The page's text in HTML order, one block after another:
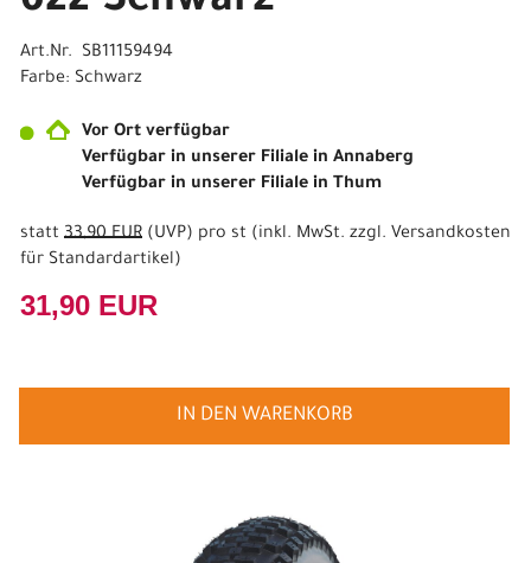
Art.Nr. SB11159494
Farbe: Schwarz
Vor Ort verfügbar
Verfügbar in unserer Filiale in Annaberg
Verfügbar in unserer Filiale in Thum
statt 33,90 EUR (UVP) pro st (inkl. MwSt. zzgl. Versandkosten
für Standardartikel)
31,90 EUR
IN DEN WARENKORB